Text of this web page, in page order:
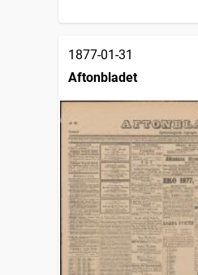
1877-01-31
Aftonbladet